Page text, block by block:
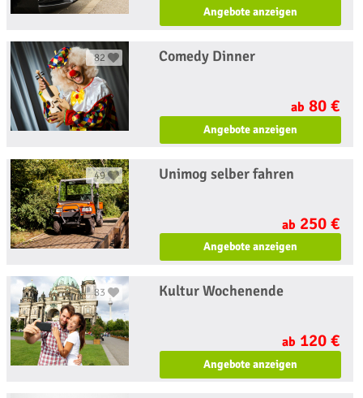
Angebote anzeigen
82 Comedy Dinner
ab 80 €
Angebote anzeigen
49 Unimog selber fahren
ab 250 €
Angebote anzeigen
83 Kultur Wochenende
ab 120 €
Angebote anzeigen